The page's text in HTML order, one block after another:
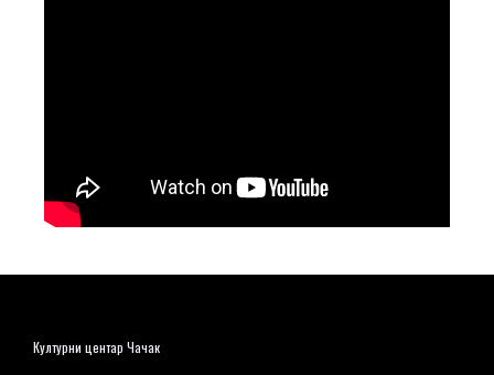
Културни центар Чачак